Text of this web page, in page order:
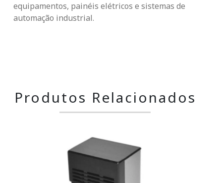
equipamentos, painéis elétricos e sistemas de
automação industrial.
Produtos Relacionados